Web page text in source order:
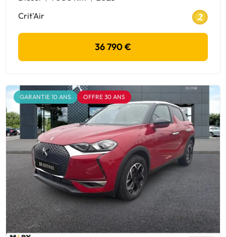
Crit'Air
36 790 €
GARANTIE 10 ANS OFFRE 30 ANS